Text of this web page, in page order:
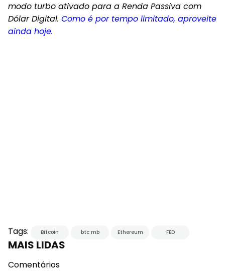
modo turbo ativado para a Renda Passiva com
Dólar Digital. Como é por tempo limitado, aproveite
ainda hoje.
Tags: Bitcoin btc mb Ethereum FED
MAIS LIDAS
Comentários